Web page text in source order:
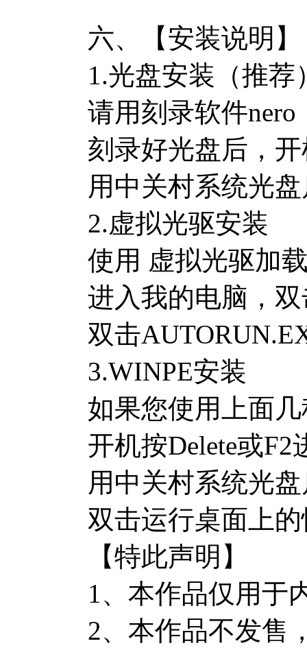
六、【安装说明】
1.光盘安装（推荐
请用刻录软件
刻录好光盘后，
用中关村系统光
2.虚拟光驱安装
使用 虚拟光驱加
进入我的电脑，
双击
3.WINPE安装
如果您使用上面
开机按Delete或
用中关村系统光
双击运行桌面上
【特此声明】
1、本作品仅用于
2、本作品不发售